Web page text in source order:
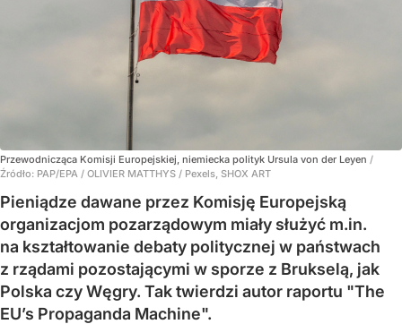
Przewodnicząca Komisji Europejskiej, niemiecka polityk Ursula von der Leyen /
Źródło: PAP/EPA / OLIVIER MATTHYS / Pexels, SHOX ART
Pieniądze dawane przez Komisję Europejską
organizacjom pozarządowym miały służyć m.in.
na kształtowanie debaty politycznej w państwach
z rządami pozostającymi w sporze z Brukselą, jak
Polska czy Węgry. Tak twierdzi autor raportu "The
EU’s Propaganda Machine".